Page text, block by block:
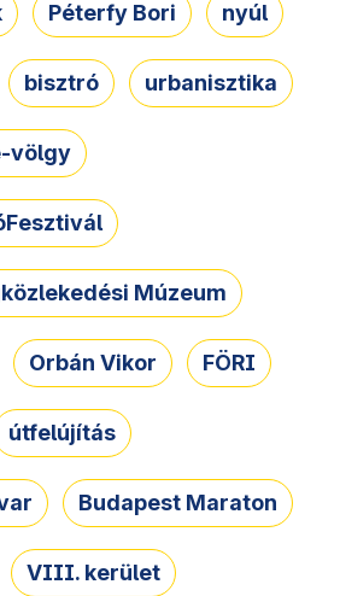
Péterfy Bori nyúl
bisztró urbanisztika
völgy
Múzeum
Orbán Vikor FÖRI
útfelújítás
Budapest Maraton
VIII. kerület